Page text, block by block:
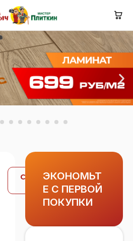
Смотреть
все
ЭКОНОМЬТ
Е С ПЕРВОЙ
ПОКУПКИ